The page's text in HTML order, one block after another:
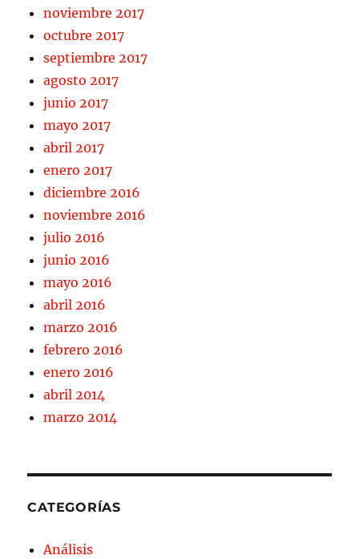
noviembre 2017
octubre 2017
septiembre 2017
agosto 2017
junio 2017
mayo 2017
abril 2017
enero 2017
diciembre 2016
noviembre 2016
julio 2016
junio 2016
mayo 2016
abril 2016
marzo 2016
febrero 2016
enero 2016
abril 2014
marzo 2014
CATEGORÍAS
Análisis